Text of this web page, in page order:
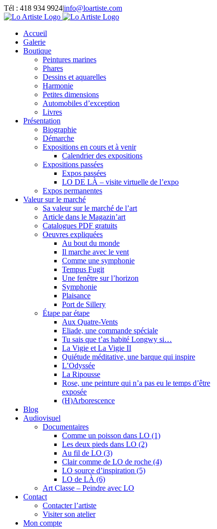
Passer
au
Tél : 418 934 9924|info@loartiste.com
Facebook
Instagram
Email
Pinterest
YouTube
Accueil
Galerie
Boutique
Peintures marines
Phares
Dessins et aquarelles
Harmonie
Petites dimensions
Automobiles d’exception
Livres
Présentation
Biographie
Démarche
Expositions en cours et à venir
Calendrier des expositions
Expositions passées
Expos passées
LO DE LÀ – visite virtuelle de l’expo
Expos permanentes
Valeur sur le marché
Sa valeur sur le marché de l’art
Article dans le Magazin’art
Catalogues PDF gratuits
Oeuvres expliquées
Au bout du monde
Il marche avec le vent
Comme une symphonie
Tempus Fugit
Une fenêtre sur l’horizon
Symphonie
Plaisance
Port de Sillery
Étape par étape
Aux Quatre-Vents
Eliade, une commande spéciale
Tu sais que t’as habité Longwy si…
La Vigie et La Vigie II
Quiétude méditative, une barque qui inspire
L’Odyssée
La Ripousse
Rose, une peinture qui n’a pas eu le temps d’être
exposée
(H)Arborescence
Blog
Audiovisuel
Documentaires
Comme un poisson dans LO (1)
Les deux pieds dans LO (2)
Au fil de LO (3)
Clair comme de LO de roche (4)
LO source d’inspiration (5)
LO de LÀ (6)
Art Classe – Peindre avec LO
Contact
Contacter l’artiste
Visiter son atelier
Mon compte